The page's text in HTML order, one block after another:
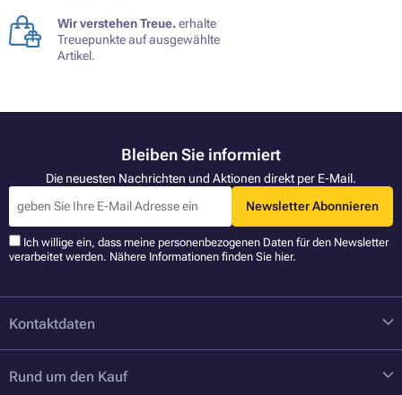
Wir verstehen Treue.erhalte
Treuepunkte auf ausgewählte
Artikel.
Bleiben Sie informiert
Die neuesten Nachrichten und Aktionen direkt per E-Mail.
Newsletter Abonnieren
Ich willige ein, dass meine personenbezogenen Daten für den Newsletter
verarbeitet werden. Nähere Informationen finden Sie hier.
Kontaktdaten
Rund um den Kauf